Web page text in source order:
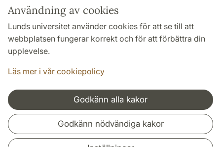
Användning av cookies
Lunds universitet använder cookies för att se till att
webbplatsen fungerar korrekt och för att förbättra din
upplevelse.
Läs mer i vår cookiepolicy
Godkänn alla kakor
Godkänn nödvändiga kakor
Genvägar
Om webbplatsen och cookies
Behandling av personuppgifter
Tillgänglighetsredogörelse
Samarbeten och nätverk